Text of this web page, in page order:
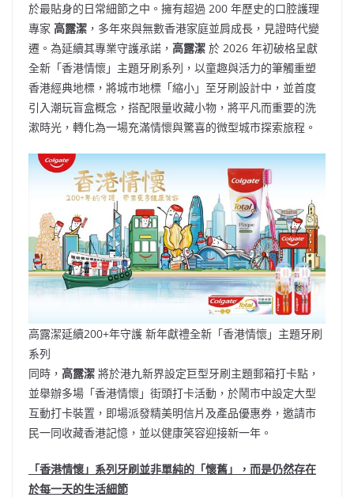
於最貼身的日常細節之中。擁有超過 200 年歷史的口腔護理
專家 高露潔 ，多年來與無數香港家庭並肩成長，見證時代變
遷。為延續其專業守護承諾， 高露潔 於 2026 年初破格呈獻
全新「香港情懷」主題牙刷系列，以童趣與活力的筆觸重塑
香港經典地標，將城市地標「縮小」至牙刷設計中，並首度
引入潮玩盲盒概念，搭配限量收藏小物，將平凡而重要的洗
漱時光，轉化為一場充滿情懷與驚喜的微型城市探索旅程。
高露潔延續200+年守護 新年獻禮全新「香港情懷」主題牙刷
系列
同時， 高露潔 將於港九新界設定巨型牙刷主題郵箱打卡點，
並舉辦多場「香港情懷」街頭打卡活動，於鬧市中設定大型
互動打卡裝置，即場派發精美明信片及產品優惠券，邀請市
民一同收藏香港記憶，並以健康笑容迎接新一年。
「香港情懷」系列牙刷並非單純的「懷舊」，而是仍然存在
於每一天的生活細節